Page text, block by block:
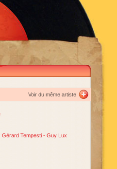
Voir du même artiste
Gérard Tempesti - Guy Lux